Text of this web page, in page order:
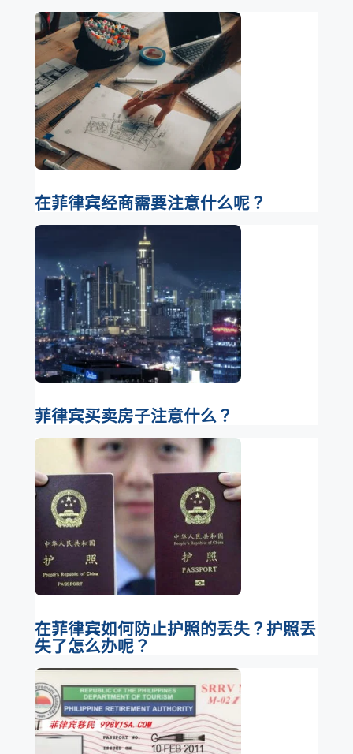
在菲律宾经商需要注意什么呢？
菲律宾买卖房子注意什么？
在菲律宾如何防止护照的丢失？护照丢
失了怎么办呢？